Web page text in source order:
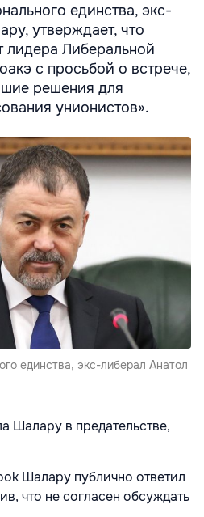
единства, экс-
утверждает, что
лидера Либеральной
с просьбой о встрече,
решения для
унионистов».
единства, экс-либерал Анатол
Шалару в предательстве,
Шалару публично ответил
что не согласен обсуждать